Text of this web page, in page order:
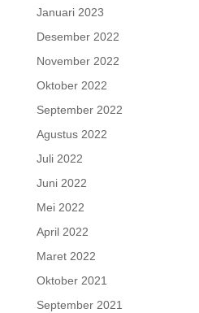
Januari 2023
Desember 2022
November 2022
Oktober 2022
September 2022
Agustus 2022
Juli 2022
Juni 2022
Mei 2022
April 2022
Maret 2022
Oktober 2021
September 2021